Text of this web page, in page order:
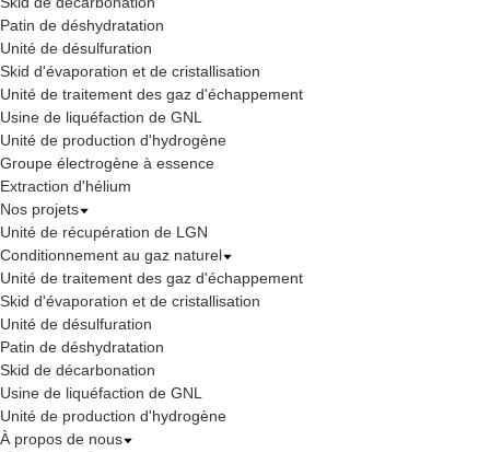
Patin de déshydratation
Unité de désulfuration
Skid d'évaporation et de cristallisation
Unité de traitement des gaz d'échappement
Usine de liquéfaction de GNL
Unité de production d'hydrogène
Groupe électrogène à essence
Extraction d'hélium
Nos projets
Unité de récupération de LGN
Conditionnement au gaz naturel
Unité de traitement des gaz d'échappement
Skid d'évaporation et de cristallisation
Unité de désulfuration
Patin de déshydratation
Skid de décarbonation
Usine de liquéfaction de GNL
Unité de production d'hydrogène
À propos de nous